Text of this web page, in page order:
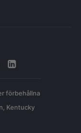
förbehållna